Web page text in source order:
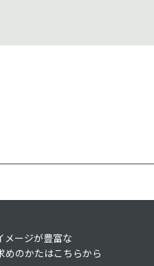
メージが豊富な
めのかたはこちらから